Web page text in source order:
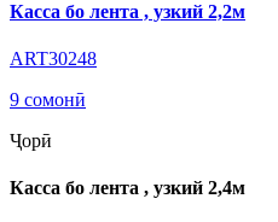
Касса бо лента , узкий 2,2м
ART30248
9 сомонӣ
Ҷорӣ
Касса бо лента , узкий 2,4м